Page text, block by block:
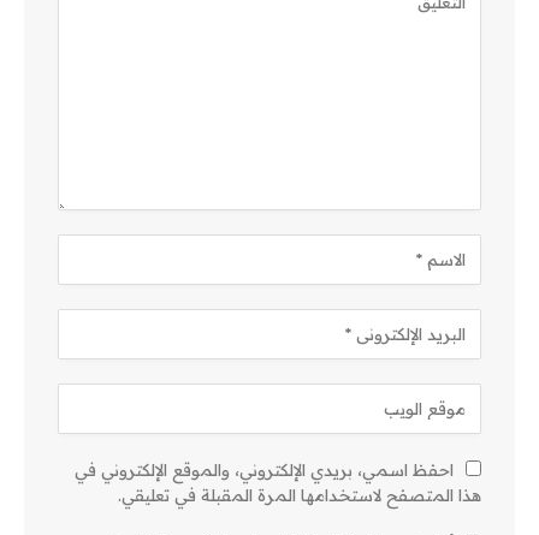
احفظ اسمي، بريدي الإلكتروني، والموقع الإلكتروني في
هذا المتصفح لاستخدامها المرة المقبلة في تعليقي.